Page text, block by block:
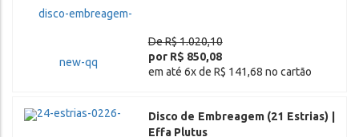
De R$ 1.020,10
por R$ 850,08
em até 6x de R$ 141,68 no cartão
Disco de Embreagem (21 Estrias) |
Effa Plutus